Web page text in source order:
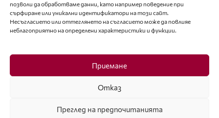
позволи да обработваме данни, като например поведение при
сърфиране или уникални идентификатори на този сайт.
Несъгласието или оттеглянето на съгласието може да повлияе
неблагоприятно на определени характеристики и функции.
Приемане
Отказ
Преглед на предпочитанията
+359 88 227 33 47
Последвайте ни
Facebook
ISSN 1314-8915 Copyright © 2007-2025 Ot igla do konetz Ltd. & Fashion.bg